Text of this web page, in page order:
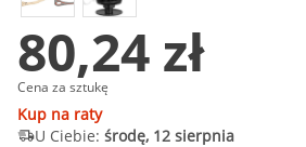
80,24 zł
Cena za sztukę
Kup na raty
U Ciebie: środę, 12 sierpnia